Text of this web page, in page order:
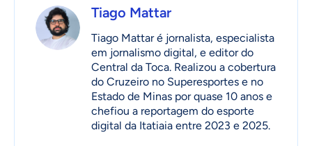
Tiago Mattar
Tiago Mattar é jornalista, especialista
em jornalismo digital, e editor do
Central da Toca. Realizou a cobertura
do Cruzeiro no Superesportes e no
Estado de Minas por quase 10 anos e
chefiou a reportagem do esporte
digital da Itatiaia entre 2023 e 2025.